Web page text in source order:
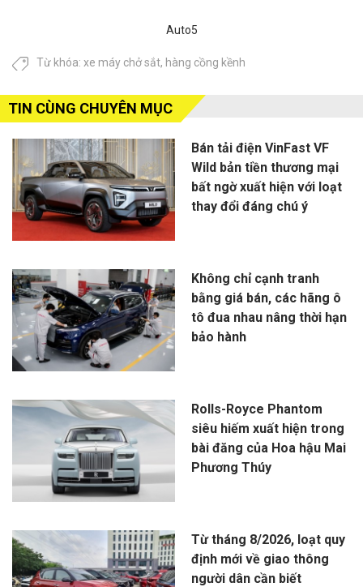
Auto5
Từ khóa: xe máy chở sắt, hàng cồng kềnh
TIN CÙNG CHUYÊN MỤC
Bán tải điện VinFast VF
Wild bản tiền thương mại
bất ngờ xuất hiện với loạt
thay đổi đáng chú ý
Không chỉ cạnh tranh
bằng giá bán, các hãng ô
tô đua nhau nâng thời hạn
bảo hành
Rolls-Royce Phantom
siêu hiếm xuất hiện trong
bài đăng của Hoa hậu Mai
Phương Thúy
Từ tháng 8/2026, loạt quy
định mới về giao thông
người dân cần biết